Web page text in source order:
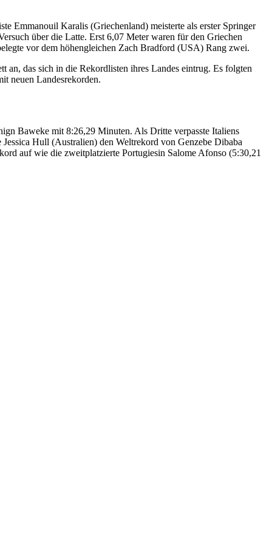
Emmanouil Karalis (Griechenland) meisterte als erster Springer
über die Latte. Erst 6,07 Meter waren für den Griechen
vor dem höhengleichen Zach Bradford (USA) Rang zwei.
das sich in die Rekordlisten ihres Landes eintrug. Es folgten
neuen Landesrekorden.
Baweke mit 8:26,29 Minuten. Als Dritte verpasste Italiens
Hull (Australien) den Weltrekord von Genzebe Dibaba
auf wie die zweitplatzierte Portugiesin Salome Afonso (5:30,21